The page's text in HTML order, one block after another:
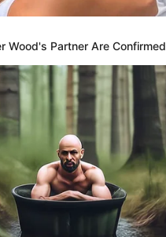
ΜΜ
ΜΜ
Wood's Partner Are Confirmed